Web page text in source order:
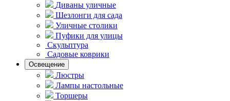
Диваны уличные
Шезлонги для сада
Уличные столики
Пуфики для улицы
Скульптура
Садовые коврики
Освещение
Люстры
Лампы настольные
Торшеры